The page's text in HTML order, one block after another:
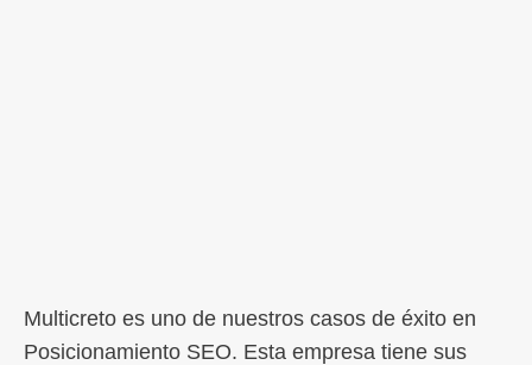
Multicreto es uno de nuestros casos de éxito en
Posicionamiento SEO. Esta empresa tiene sus